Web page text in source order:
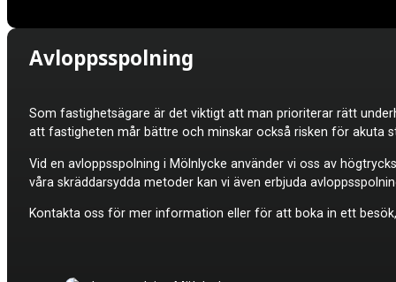
Avloppsspolning
Som fastighetsägare är det viktigt att man prioriterar rätt
att fastigheten mår bättre och minskar också risken för akuta
Vid en avloppsspolning i Mölnlycke använder vi oss av
våra skräddarsydda metoder kan vi även erbjuda
Kontakta oss för mer information eller för att boka in ett